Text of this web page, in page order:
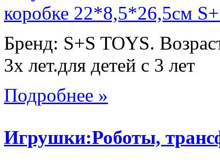
Бренд: S+S TOYS.
3х лет.для детей с 3 лет
Подробнее »
Игрушки:Роботы,